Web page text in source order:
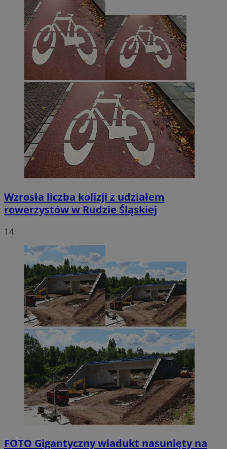
Wzrosła liczba kolizji z udziałem
rowerzystów w Rudzie Śląskiej
14
FOTO Gigantyczny wiadukt nasunięty na